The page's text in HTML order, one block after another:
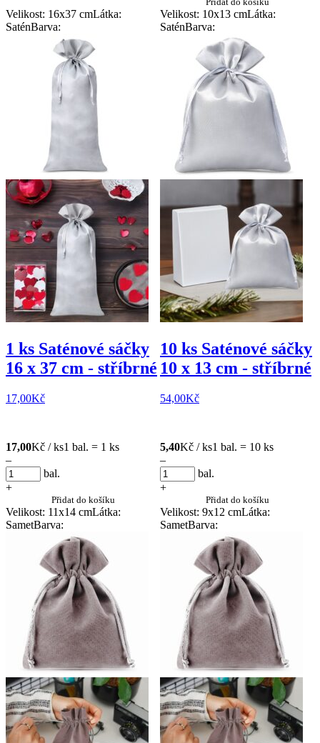
Velikost: 16x37 cmLátka:
SaténBarva:
1 ks Saténové sáčky
16 x 37 cm - stříbrné
17,00Kč
17,00Kč / ks1 bal. = 1 ks
–
bal.
+
Přidat do košíku
Velikost: 10x13 cmLátka:
SaténBarva:
10 ks Saténové sáčky
10 x 13 cm - stříbrné
54,00Kč
5,40Kč / ks1 bal. = 10 ks
–
bal.
+
Přidat do košíku
Velikost: 11x14 cmLátka:
SametBarva:
Velikost: 9x12 cmLátka:
SametBarva: